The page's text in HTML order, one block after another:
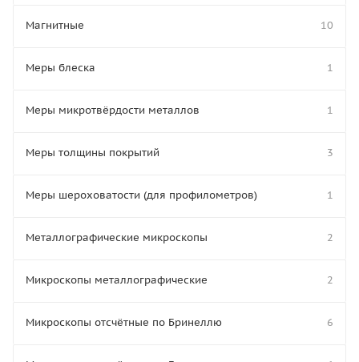
Магнитные 10
Меры блеска 1
Меры микротвёрдости металлов 1
Меры толщины покрытий 3
Меры шероховатости (для профилометров) 1
Металлографические микроскопы 2
Микроскопы металлографические 2
Микроскопы отсчётные по Бринеллю 6